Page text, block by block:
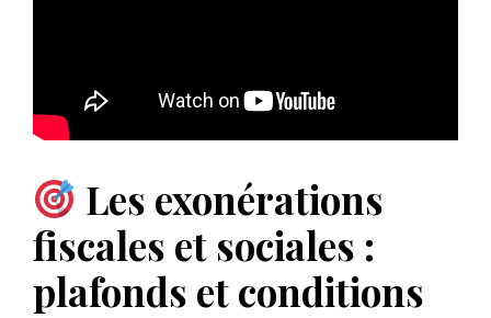
Les exonérations
fiscales et sociales :
plafonds et conditions